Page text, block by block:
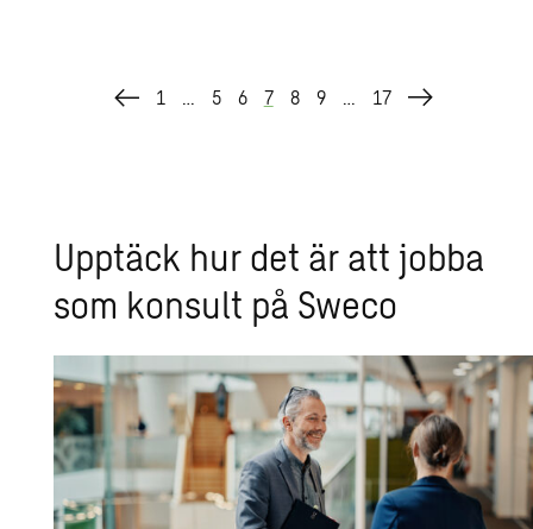
1 … 5 6 7 8 9 … 17
Upp­täck hur det är att jobba
som kon­sult på Sweco